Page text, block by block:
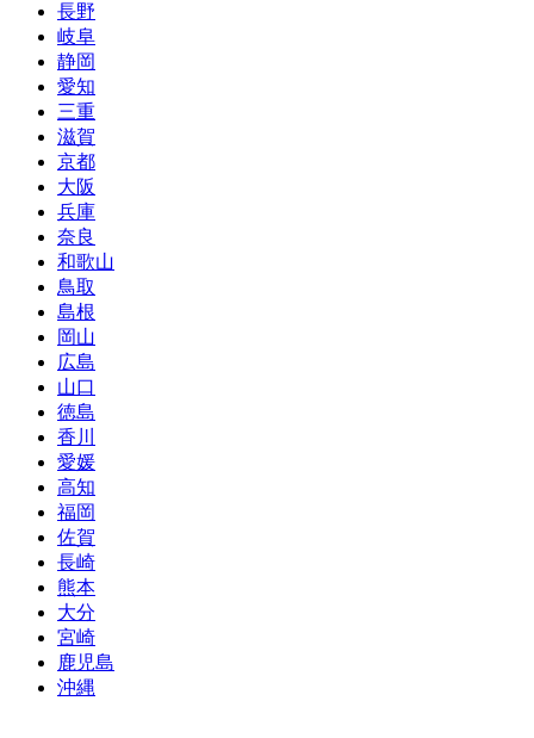
長野
岐阜
静岡
愛知
三重
滋賀
京都
大阪
兵庫
奈良
和歌山
鳥取
島根
岡山
広島
山口
徳島
香川
愛媛
高知
福岡
佐賀
長崎
熊本
大分
宮崎
鹿児島
沖縄